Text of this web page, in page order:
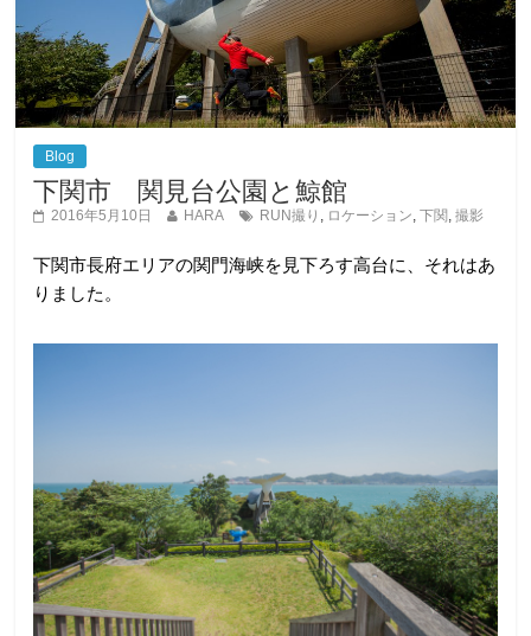
Blog
下関市 関見台公園と鯨館
2016年5月10日 HARA RUN撮り , ロケーション,下関 ,撮影
下関市長府エリアの関門海峡を見下ろす高台に、それはあ
りました。